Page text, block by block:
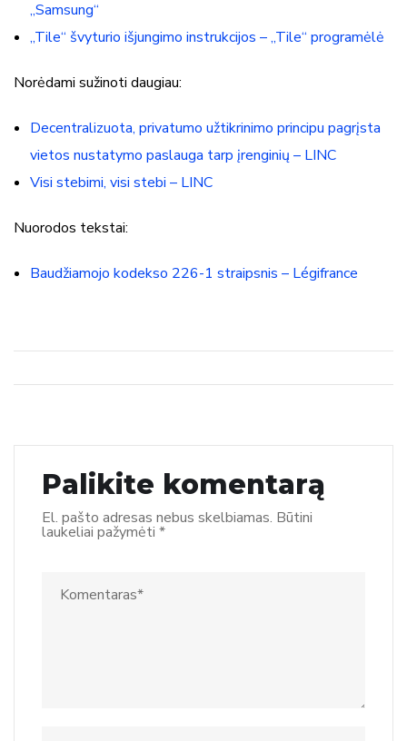
„Samsung“
„Tile“ švyturio išjungimo instrukcijos – „Tile“ programėlė
Norėdami sužinoti daugiau:
Decentralizuota, privatumo užtikrinimo principu pagrįsta
vietos nustatymo paslauga tarp įrenginių – LINC
Visi stebimi, visi stebi – LINC
Nuorodos tekstai:
Baudžiamojo kodekso 226-1 straipsnis – Légifrance
Palikite komentarą
El. pašto adresas nebus skelbiamas. Būtini
laukeliai pažymėti *